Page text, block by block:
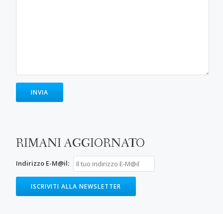
RIMANI AGGIORNATO
Indirizzo E-M@il: